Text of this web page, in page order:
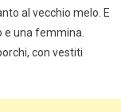
al vecchio melo. E
e una femmina.
con vestiti